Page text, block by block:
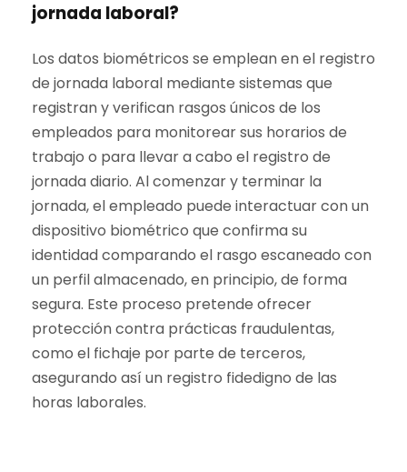
jornada laboral?
Los datos biométricos se emplean en el registro
de jornada laboral mediante sistemas que
registran y verifican rasgos únicos de los
empleados para monitorear sus horarios de
trabajo o para llevar a cabo el registro de
jornada diario. Al comenzar y terminar la
jornada, el empleado puede interactuar con un
dispositivo biométrico que confirma su
identidad comparando el rasgo escaneado con
un perfil almacenado, en principio, de forma
segura. Este proceso pretende ofrecer
protección contra prácticas fraudulentas,
como el fichaje por parte de terceros,
asegurando así un registro fidedigno de las
horas laborales.